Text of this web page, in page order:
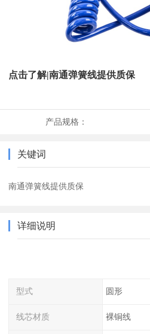
点击了解|南通弹簧线提供质保
产品规格：
关键词
南通弹簧线提供质保
详细说明
型式 圆形
线芯材质 裸铜线